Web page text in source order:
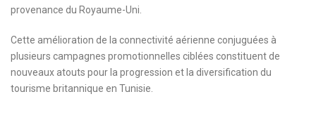
provenance du Royaume-Uni.
Cette amélioration de la connectivité aérienne conjuguées à
plusieurs campagnes promotionnelles ciblées constituent de
nouveaux atouts pour la progression et la diversification du
tourisme britannique en Tunisie.